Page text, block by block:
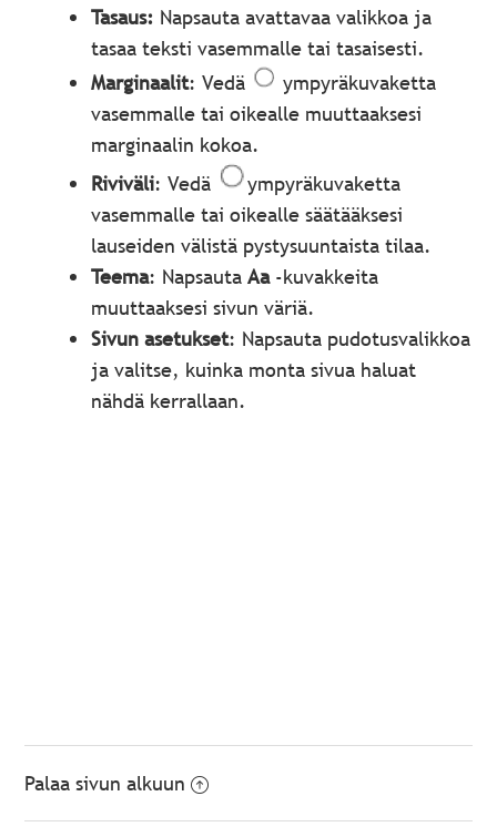
Tasaus: Napsauta avattavaa valikkoa ja
tasaa teksti vasemmalle tai tasaisesti.
Marginaalit: Vedä
ympyräkuvaketta
vasemmalle tai oikealle muuttaaksesi
marginaalin kokoa.
Riviväli: Vedä
ympyräkuvaketta
vasemmalle tai oikealle säätääksesi
lauseiden välistä pystysuuntaista tilaa.
Teema: NapsautaAa -kuvakkeita
muuttaaksesi sivun väriä.
Sivun asetukset: Napsauta pudotusvalikkoa
ja valitse, kuinka monta sivua haluat
nähdä kerrallaan.
Palaa sivun alkuun